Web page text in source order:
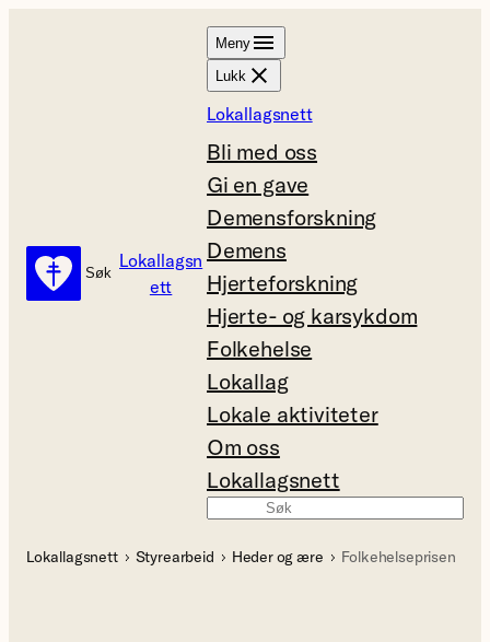
Søk
Søk
Lokallagsn
ett
Meny
Lukk
Lokallagsnett
Bli med oss
Gi en gave
Demensforskning
Demens
Hjerteforskning
Hjerte- og karsykdom
Folkehelse
Lokallag
Lokale aktiviteter
Om oss
Lokallagsnett
Lokallagsnett Styrearbeid Heder og ære Folkehelseprisen